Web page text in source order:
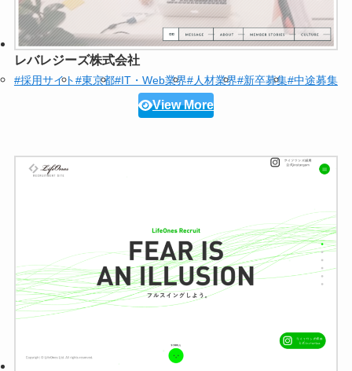
レバレジーズ株式会社
#採用サイト#東京都#IT・Web業界#人材業界#新卒募集#中途募集
View More